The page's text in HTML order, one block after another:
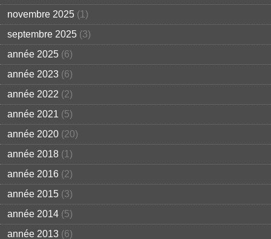
novembre 2025 (1)
septembre 2025 (3)
année 2025 (6)
année 2023 (6)
année 2022 (2)
année 2021 (5)
année 2020 (20)
année 2018 (1)
année 2016 (2)
année 2015 (3)
année 2014 (5)
année 2013 (6)